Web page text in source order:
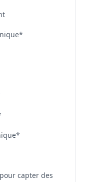
capter des